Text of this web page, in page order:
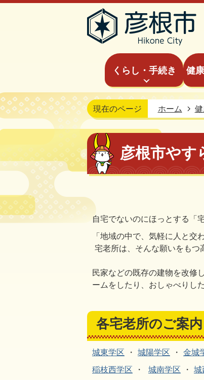
くらし・手続き 健
現在のページ ホーム
彦根市やす
自宅でないのにほっとする「
「地域の中で、気軽に人と交
宅老所は、そんな願いをもつ
民家などの既存の建物を改修
ームをしたり、おしゃべりし
各宅老所のご案内
城東学区 ・ 城陽学区 ・ 金城
稲枝西学区 ・ 城南学区 ・ 城